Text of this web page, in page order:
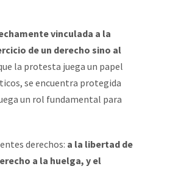
vinculada a la
de un derecho sino al
la protesta juega un papel
se encuentra protegida
un rol fundamental para
derechos: a la libertad de
a la huelga, y el